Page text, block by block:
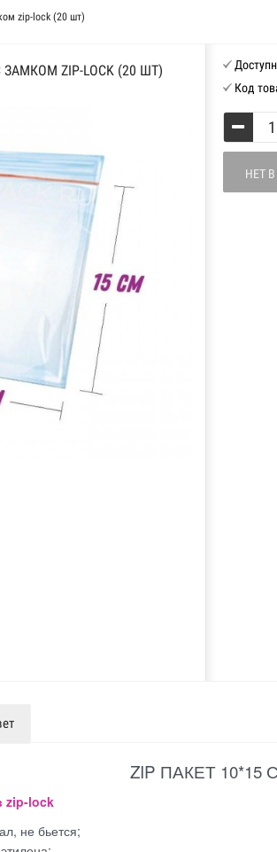
zip-lock (20 шт)
ZIP-LOCK (20 ШТ)
Код
НЕТ
ZIP ПАКЕТ 10*15
zip-lock
не бьется;